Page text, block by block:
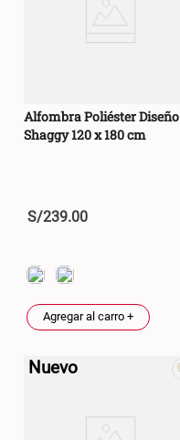
Alfombra Poliéster Diseño
Shaggy 120 x 180 cm
S/239.00
Agregar al carro +
Nuevo